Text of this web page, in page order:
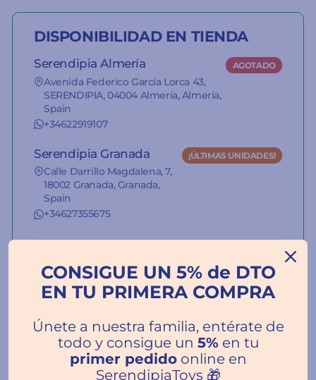
DISPONIBILIDAD EN TIENDA
Serendipia Almería
Avenida Federico García Lorca 43,
SERENDIPIA, 04004 Almería, Almería,
Spain
+34622919107
AGOTADO
Serendipia Granada
Calle Darrillo Magdalena, 7,
18002 Granada, Granada,
Spain
+34627355675
¡ÚLTIMAS UNIDADES!
Reseñas de Clientes
CONSIGUE UN 5% de DTO
EN TU PRIMERA COMPRA
Únete a nuestra familia, entérate de
todo y consigue un 5% en tu
primer pedidoonline en
SerendipiaToys 🎁